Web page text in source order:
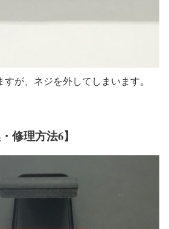
が、ネジを外してしまいます。
修理方法6】